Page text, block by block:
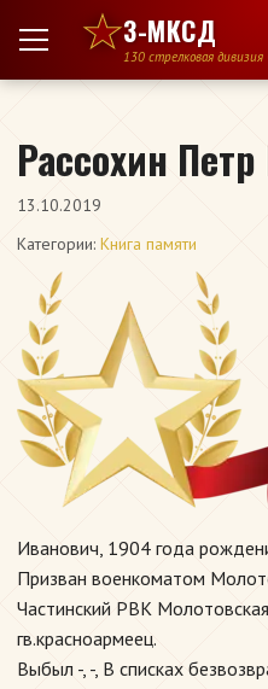
Перейти к содержимому
3-МКСД
130 стрелковая дивизия
Рассохин
13.10.2019
Категории: Книга памяти
Иванович, 1904 года
Призван военкоматом
Частинский РВК
гв.красноармеец.
Выбыл -, -, В списках